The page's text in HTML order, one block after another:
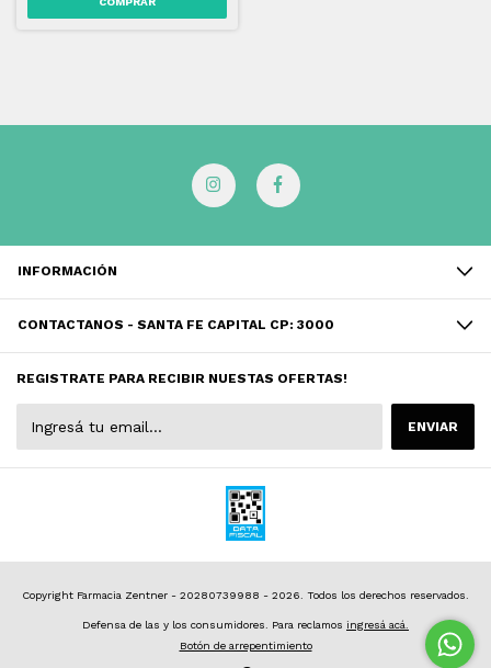
INFORMACIÓN
CONTACTANOS - SANTA FE CAPITAL CP: 3000
REGISTRATE PARA RECIBIR NUESTAS OFERTAS!
Copyright Farmacia Zentner - 20280739988 - 2026. Todos los derechos reservados.
Defensa de las y los consumidores. Para reclamos ingresá acá.
Botón de arrepentimiento